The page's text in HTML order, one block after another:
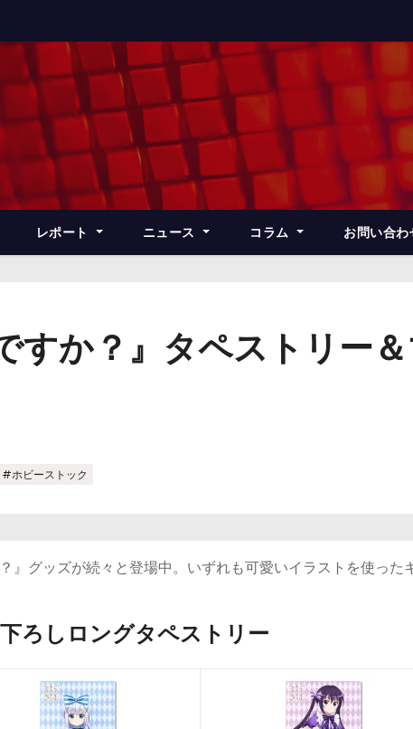
レポート ニュース コラム お問い合わ
すか？』タペストリー
#ホビーストック
』グッズが続々と登場中。いずれも可愛いイラストを使った
ろしロングタペストリー